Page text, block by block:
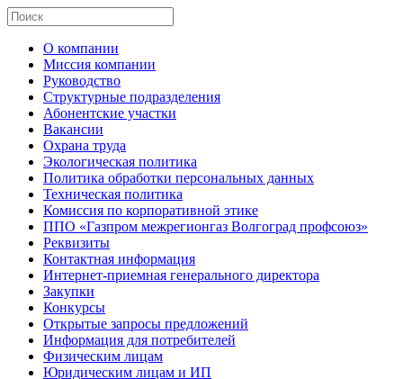
О компании
Миссия компании
Руководство
Структурные подразделения
Абонентские участки
Вакансии
Охрана труда
Экологическая политика
Политика обработки персональных данных
Техническая политика
Комиссия по корпоративной этике
ППО «Газпром межрегионгаз Волгоград профсоюз»
Реквизиты
Контактная информация
Интернет-приемная генерального директора
Закупки
Конкурсы
Открытые запросы предложений
Информация для потребителей
Физическим лицам
Юридическим лицам и ИП